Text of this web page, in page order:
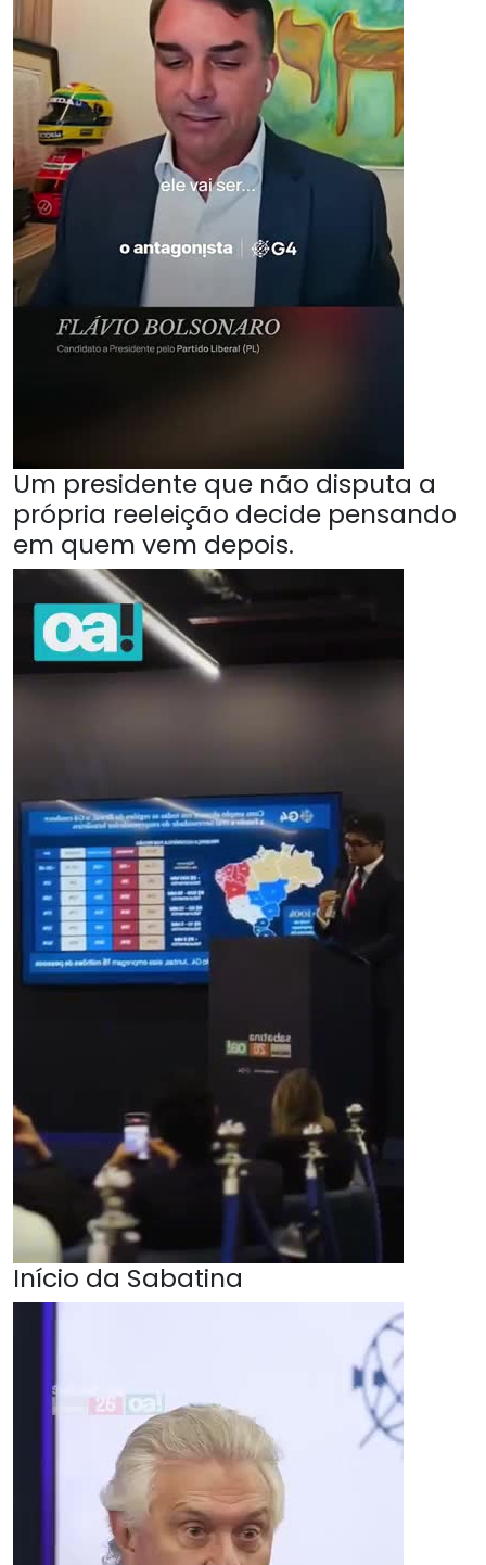
Um presidente que não disputa a
própria reeleição decide pensando
em quem vem depois.
Início da Sabatina